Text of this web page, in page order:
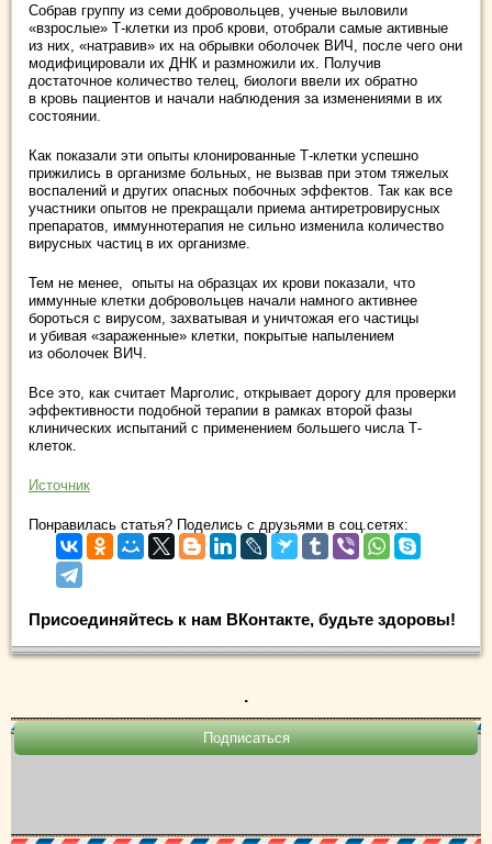
Собрав группу из семи добровольцев, ученые выловили
«взрослые» Т-клетки из проб крови, отобрали самые активные
из них, «натравив» их на обрывки оболочек ВИЧ, после чего они
модифицировали их ДНК и размножили их. Получив
достаточное количество телец, биологи ввели их обратно
в кровь пациентов и начали наблюдения за изменениями в их
состоянии.
Как показали эти опыты клонированные Т-клетки успешно
прижились в организме больных, не вызвав при этом тяжелых
воспалений и других опасных побочных эффектов. Так как все
участники опытов не прекращали приема антиретровирусных
препаратов, иммуннотерапия не сильно изменила количество
вирусных частиц в их организме.
Тем не менее, опыты на образцах их крови показали, что
иммунные клетки добровольцев начали намного активнее
бороться с вирусом, захватывая и уничтожая его частицы
и убивая «зараженные» клетки, покрытые напылением
из оболочек ВИЧ.
Все это, как считает Марголис, открывает дорогу для проверки
эффективности подобной терапии в рамках второй фазы
клинических испытаний с применением большего числа Т-
клеток.
Источник
Понравилась статья? Поделись с друзьями в соц.сетях:
Присоединяйтесь к нам ВКонтакте, будьте здоровы!
.